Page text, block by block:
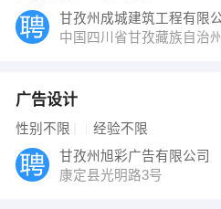
甘孜州成城建筑工程有限
中国四川省甘孜藏族自治
广告设计
性别不限 经验不限
甘孜州旭彩广告有限公司
康定县光明路3号